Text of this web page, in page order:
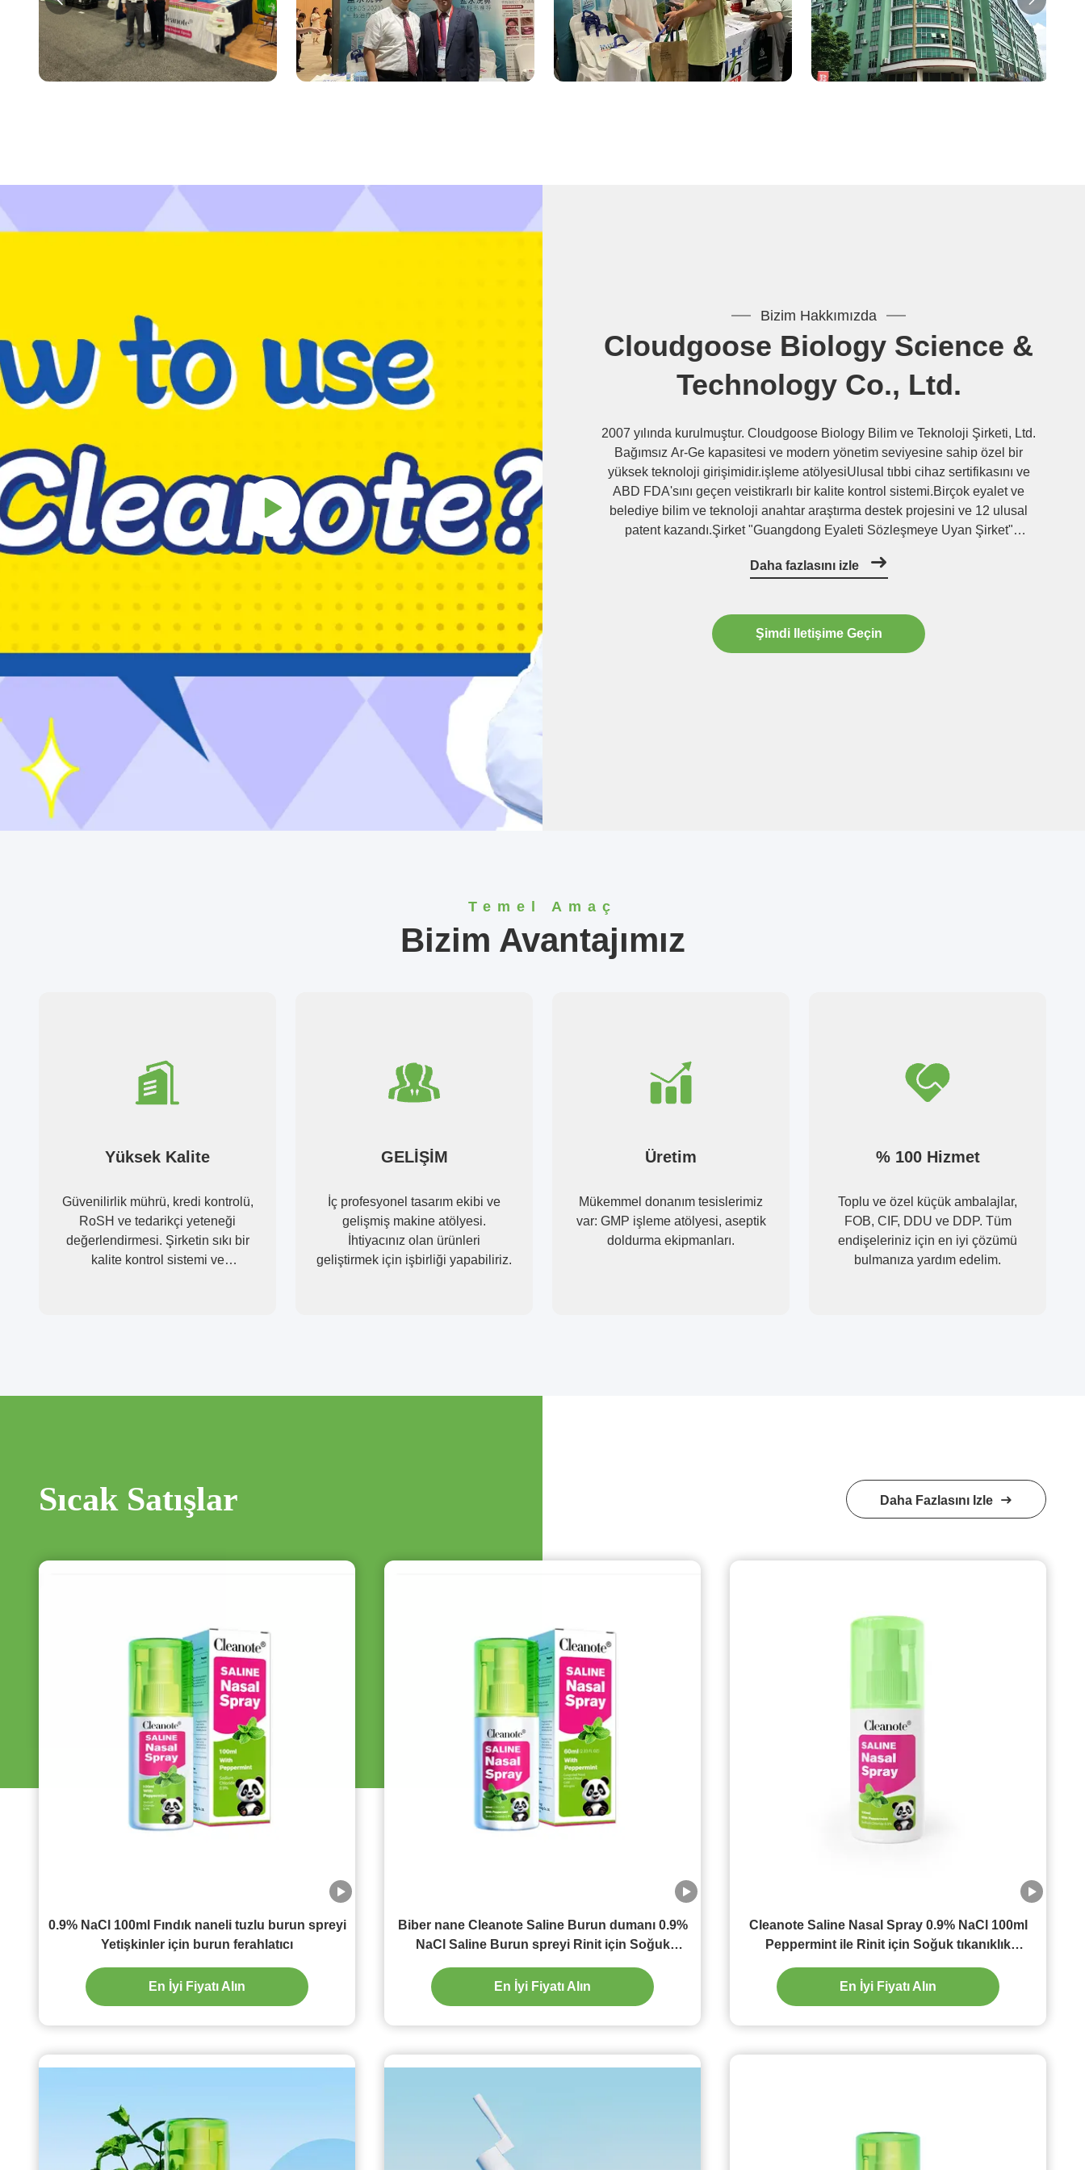
Bizim Hakkımızda
Cloudgoose Biology Science &
Technology Co., Ltd.
2007 yılında kurulmuştur. Cloudgoose Biology Bilim ve Teknoloji Şirketi, Ltd.
Bağımsız Ar-Ge kapasitesi ve modern yönetim seviyesine sahip özel bir
yüksek teknoloji girişimidir.işleme atölyesiUlusal tıbbi cihaz sertifikasını ve
ABD FDA'sını geçen veistikrarlı bir kalite kontrol sistemi.Birçok eyalet ve
belediye bilim ve teknoloji anahtar araştırma destek projesini ve 12 ulusal
patent kazandı.Şirket "Guangdong Eyaleti Sözleşmeye Uyan Şirket"
Daha fazlasını izle
Şimdi Iletişime Geçin
Temel Amaç
Bizim Avantajımız
Yüksek Kalite
Güvenilirlik mührü, kredi kontrolü,
RoSH ve tedarikçi yeteneği
değerlendirmesi. Şirketin sıkı bir
kalite kontrol sistemi ve
GELİŞİM
İç profesyonel tasarım ekibi ve
gelişmiş makine atölyesi.
İhtiyacınız olan ürünleri
geliştirmek için işbirliği yapabiliriz.
Üretim
Mükemmel donanım tesislerimiz
var: GMP işleme atölyesi, aseptik
doldurma ekipmanları.
% 100 Hizmet
Toplu ve özel küçük ambalajlar,
FOB, CIF, DDU ve DDP. Tüm
endişeleriniz için en iyi çözümü
bulmanıza yardım edelim.
Sıcak Satışlar Daha Fazlasını Izle
0.9% NaCl 100ml Fındık naneli tuzlu burun spreyi
Yetişkinler için burun ferahlatıcı
En İyi Fiyatı Alın
Biber nane Cleanote Saline Burun dumanı 0.9%
NaCl Saline Burun spreyi Rinit için Soğuk
En İyi Fiyatı Alın
Cleanote Saline Nasal Spray 0.9% NaCl 100ml
Peppermint ile Rinit için Soğuk tıkanıklık
En İyi Fiyatı Alın